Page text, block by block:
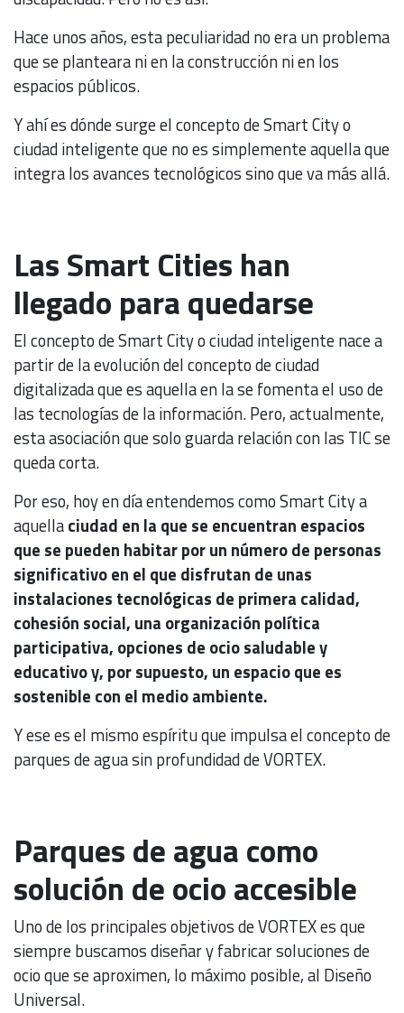
Hace unos años, esta peculiaridad no era un problema
que se planteara ni en la construcción ni en los
espacios públicos.
Y ahí es dónde surge el concepto de Smart City o
ciudad inteligente que no es simplemente aquella que
integra los avances tecnológicos sino que va más allá.
Las Smart Cities han
llegado para quedarse
El concepto de Smart City o ciudad inteligente nace a
partir de la evolución del concepto de ciudad
digitalizada que es aquella en la se fomenta el uso de
las tecnologías de la información. Pero, actualmente,
esta asociación que solo guarda relación con las TIC se
queda corta.
Por eso, hoy en día entendemos como Smart City a
aquellaciudad en la que se encuentran espacios
que se pueden habitar por un número de personas
significativo en el que disfrutan de unas
instalaciones tecnológicas de primera calidad,
cohesión social, una organización política
participativa, opciones de ocio saludable y
educativo y, por supuesto, un espacio que es
sostenible con el medio ambiente.
Y ese es el mismo espíritu que impulsa el concepto de
parques de agua sin profundidad de VORTEX.
Parques de agua como
solución de ocio accesible
Uno de los principales objetivos de VORTEX es que
siempre buscamos diseñar y fabricar soluciones de
ocio que se aproximen, lo máximo posible, al Diseño
Universal.